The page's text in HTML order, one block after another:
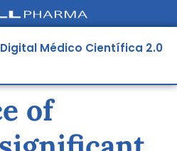
Médico Científica 2.0
of